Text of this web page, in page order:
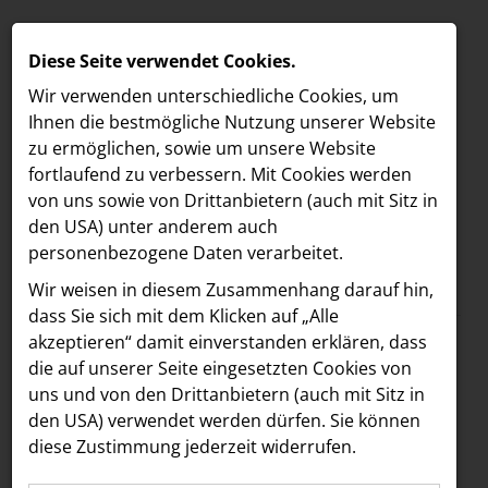
MELDUNGEN
LOEBELL NORDBERG
INNER
aehre
Astoria Artshow
B/S/H Hausgeräte
Meldungen / Vöslauer
Text Bilder
01.08.2024
nachhaltig
#coolbleiben:
Diese Seite verwendet Cookies.
Wir verwenden unterschiedliche Cookies, um
Ihnen die best­mögliche Nutzung unserer Website
zu ermöglichen, sowie um unsere Website
fortlaufend zu verbessern. Mit Cookies werden
von uns sowie von Drittanbietern (auch mit Sitz in
den USA) unter anderem auch
personenbezogene Daten verarbeitet.
Wir weisen in diesem Zusammenhang darauf hin,
dass Sie sich mit dem Klicken auf „Alle
akzeptieren“ damit ein­ver­standen erklären, dass
die auf unserer Seite eingesetzten Cookies von
uns und von den Drittanbietern (auch mit Sitz in
den USA) verwendet werden dürfen. Sie können
diese Zustimmung jederzeit widerrufen.